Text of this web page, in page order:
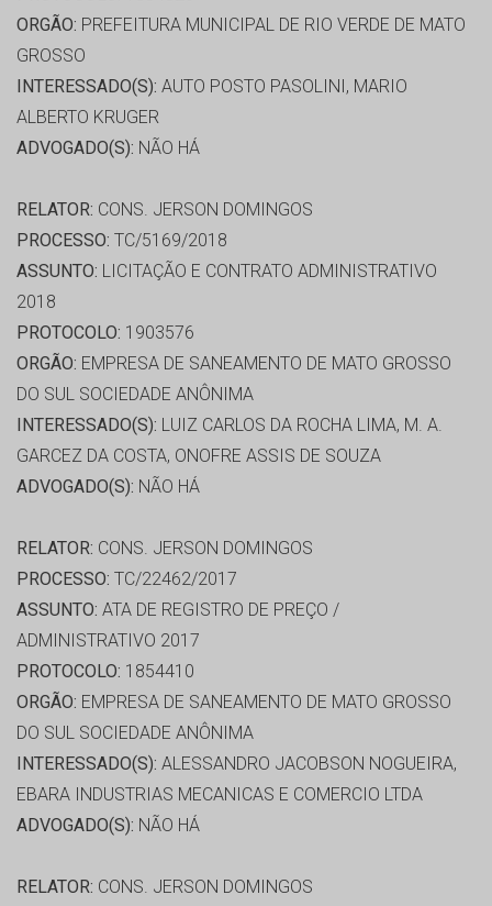
ORGÃO: PREFEITURA MUNICIPAL DE RIO VERDE DE MATO
GROSSO
INTERESSADO(S): AUTO POSTO PASOLINI, MARIO
ALBERTO KRUGER
ADVOGADO(S): NÃO HÁ
RELATOR: CONS. JERSON DOMINGOS
PROCESSO: TC/5169/2018
ASSUNTO: LICITAÇÃO E CONTRATO ADMINISTRATIVO
2018
PROTOCOLO: 1903576
ORGÃO: EMPRESA DE SANEAMENTO DE MATO GROSSO
DO SUL SOCIEDADE ANÔNIMA
INTERESSADO(S): LUIZ CARLOS DA ROCHA LIMA, M. A.
GARCEZ DA COSTA, ONOFRE ASSIS DE SOUZA
ADVOGADO(S): NÃO HÁ
RELATOR: CONS. JERSON DOMINGOS
PROCESSO: TC/22462/2017
ASSUNTO: ATA DE REGISTRO DE PREÇO /
ADMINISTRATIVO 2017
PROTOCOLO: 1854410
ORGÃO: EMPRESA DE SANEAMENTO DE MATO GROSSO
DO SUL SOCIEDADE ANÔNIMA
INTERESSADO(S): ALESSANDRO JACOBSON NOGUEIRA,
EBARA INDUSTRIAS MECANICAS E COMERCIO LTDA
ADVOGADO(S): NÃO HÁ
RELATOR: CONS. JERSON DOMINGOS